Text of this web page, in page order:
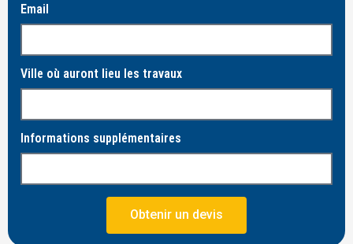
Email
Ville où auront lieu les travaux
Informations supplémentaires
Obtenir un devis